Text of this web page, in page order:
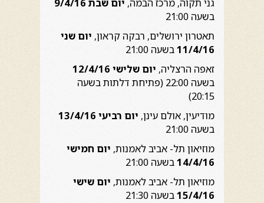
גני תקוה, מרכז הבמה, יום שבת 9/4/16
בשעה 21:00
תאטרון ירושלים, רבקה קראון, יום שני
11/4/16בשעה 21:00
זאפה הרצליה, יום שלישי 12/4/16
בשעה 22:00 (פתיחת דלתות בשעה
20:15)
מודיעין, אולם עינן, יום רביעי 13/4/16
בשעה 21:00
מוזיאון תל- אביב לאמנות, יום חמישי
14/4/16בשעה 21:00
מוזיאון תל- אביב לאמנות, יום שישי
15/4/16בשעה 21:30